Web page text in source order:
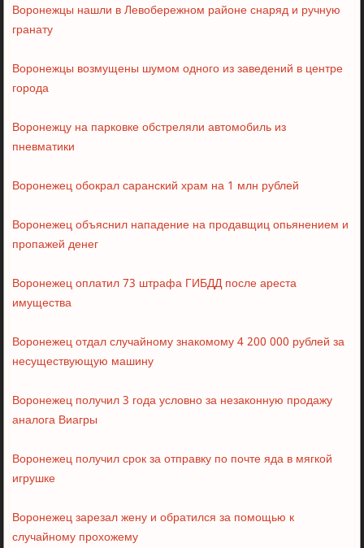
Воронежцы нашли в Левобережном районе снаряд и ручную
гранату
Воронежцы возмущены шумом одного из заведений в центре
города
Воронежцу на парковке обстреляли автомобиль из
пневматики
Воронежец обокрал саранский храм на 1 млн рублей
Воронежец объяснил нападение на продавщиц опьянением и
пропажей денег
Воронежец оплатил 73 штрафа ГИБДД после ареста
имущества
Воронежец отдал случайному знакомому 4 200 000 рублей за
несуществующую машину
Воронежец получил 3 года условно за незаконную продажу
аналога Виагры
Воронежец получил срок за отправку по почте яда в мягкой
игрушке
Воронежец зарезал жену и обратился за помощью к
случайному прохожему